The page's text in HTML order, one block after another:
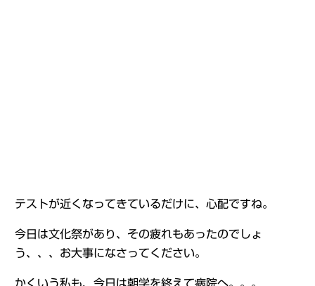
テストが近くなってきているだけに、心配ですね。
今日は文化祭があり、その疲れもあったのでしょ
う、、、お大事になさってください。
かくいう私も、今日は朝学を終えて病院へ。。。